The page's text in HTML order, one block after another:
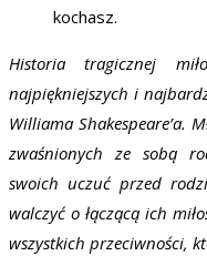
kochasz.
Historia tragicznej
najpiękniejszych i
Williama Shakespeare’a.
zwaśnionych ze sobą
swoich uczuć przed
walczyć o łączącą ich
wszystkich przeciwności,